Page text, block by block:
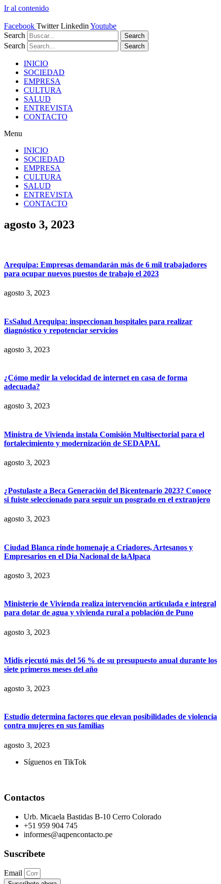
Ir al contenido
Facebook Twitter Linkedin Youtube
Search
Search
Search Search
INICIO
SOCIEDAD
EMPRESA
CULTURA
SALUD
ENTREVISTA
CONTACTO
Menu
INICIO
SOCIEDAD
EMPRESA
CULTURA
SALUD
ENTREVISTA
CONTACTO
agosto 3, 2023
Arequipa: Empresas demandarán más de 6 mil trabajadores
para ocupar nuevos puestos de trabajo el 2023
agosto 3, 2023
EsSalud Arequipa: inspeccionan hospitales para realizar
diagnóstico y repotenciar servicios
agosto 3, 2023
¿Cómo medir la velocidad de internet en casa de forma
adecuada?
agosto 3, 2023
Ministra de Vivienda instala Comisión Multisectorial para el
fortalecimiento y modernización de SEDAPAL
agosto 3, 2023
¿Postulaste a Beca Generación del Bicentenario 2023? Conoce
si fuiste seleccionado para seguir un posgrado en el extranjero
agosto 3, 2023
Ciudad Blanca rinde homenaje a Criadores, Artesanos y
Empresarios en el Día Nacional de laAlpaca
agosto 3, 2023
Ministerio de Vivienda realiza intervención articulada e integral
para dotar de agua y vivienda rural a población de Puno
agosto 3, 2023
Midis ejecutó más del 56 % de su presupuesto anual durante los
siete primeros meses del año
agosto 3, 2023
Estudio determina factores que elevan posibilidades de violencia
contra mujeres en sus familias
agosto 3, 2023
Síguenos en TikTok
Contactos
Urb. Micaela Bastidas B-10 Cerro Colorado
+51 959 904 745
informes@aqpencontacto.pe
Suscríbete
Email